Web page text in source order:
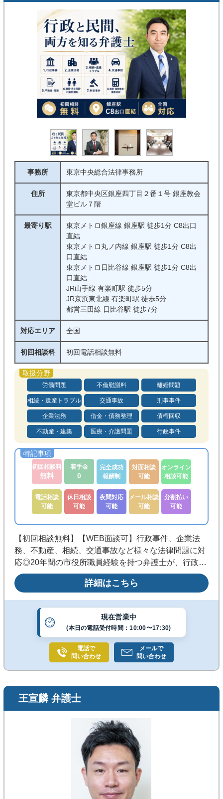
事務所 東京中央総合法律事務所
住所
東京都中央区銀座四丁目２番１号 銀座教会
堂ビル７階
最寄り駅
東京メトロ銀座線 銀座駅 徒歩1分 C8出口
直結
東京メトロ丸ノ内線 銀座駅 徒歩1分 C8出
口直結
東京メトロ日比谷線 銀座駅 徒歩1分 C8出
口直結
JR山手線 有楽町駅 徒歩5分
JR京浜東北線 有楽町駅 徒歩5分
都営三田線 日比谷駅 徒歩7分
対応エリア 全国
初回相談料 初回電話相談無料
労働問題 不倫慰謝料 離婚問題
相続・遺産トラブル 交通事故 刑事事件
企業法務 借金・債務整理 債権回収
不動産・建築 医療・介護問題 行政事件
初回相談料
無料
着手金
0
完全成功
報酬制
対面相談
可能
オンライン
相談可能
電話相談
可能
休日相談
可能
夜間対応
可能
メール相談
可能
分割払い
可能
【初回相談無料】【WEB面談可】行政事件、企業法
務、不動産、相続、交通事故など様々な法律問題に対
応◎20年間の市役所職員経験を持つ弁護士が、行政の
仕組みや手続の流れを踏まえ、前に進むための現実的
な道筋を一緒に考えます。《銀座駅C6・C8出口１分
／完全個室・子連れ相談可》
詳細はこちら
現在営業中
(本日の電話受付時間：10:00〜17:30)
電話で
問い合わせ
メールで
問い合わせ
王宣麟 弁護士